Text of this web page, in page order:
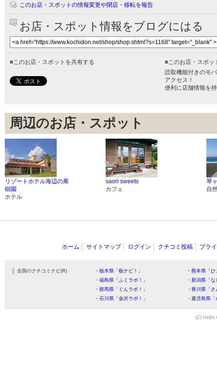
このお店・スポットの情報変更や閉店・移転を報告
お店・スポット情報をブログにはる
■このお店・スポットを共有する ■このお店・スポッ
読取機能付きのモ
アクセス！
便利に店舗情報を
周辺のお店・スポット
リゾートホテル海辺の果
樹園
ホテル
saori sweets
カフェ
琴
自
ホーム サイトマップ ログイン クチコミ投稿 プラ
全国のクチコミナビ(R) ・栃木県「栃ナビ！」
・熊本県「
・福島県「ふくラボ！」
・新潟県「
・群馬県「ぐんラボ！」
・香川県「
・石川県「金沢ラボ！」
・鹿児島県
(C) HitBit